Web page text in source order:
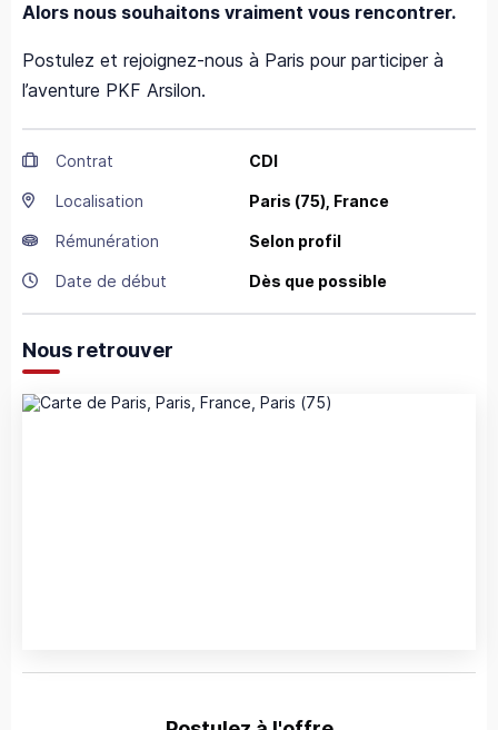
Alors nous souhaitons vraiment vous rencontrer.
Postulez et rejoignez-nous à Paris pour participer à
l’aventure PKF Arsilon.
Contrat CDI
Localisation Paris (75), France
Rémunération Selon profil
Date de début Dès que possible
Nous retrouver